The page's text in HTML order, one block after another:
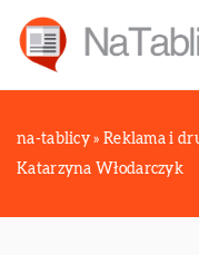
na-tablicy » Reklama i
Katarzyna Włodarczyk